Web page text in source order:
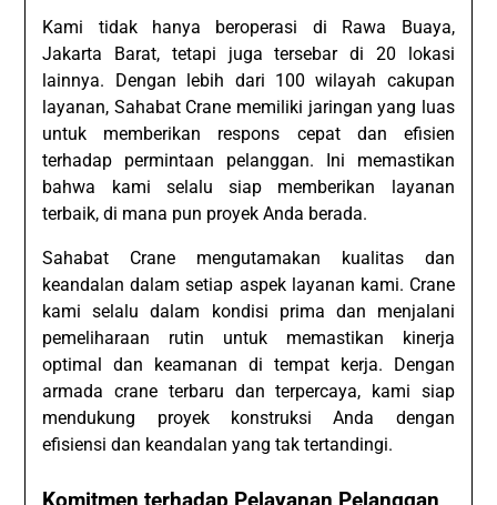
Kami tidak hanya beroperasi di Rawa Buaya,
Jakarta Barat, tetapi juga tersebar di 20 lokasi
lainnya. Dengan lebih dari 100 wilayah cakupan
layanan, Sahabat Crane memiliki jaringan yang luas
untuk memberikan respons cepat dan efisien
terhadap permintaan pelanggan. Ini memastikan
bahwa kami selalu siap memberikan layanan
terbaik, di mana pun proyek Anda berada.
Sahabat Crane mengutamakan kualitas dan
keandalan dalam setiap aspek layanan kami. Crane
kami selalu dalam kondisi prima dan menjalani
pemeliharaan rutin untuk memastikan kinerja
optimal dan keamanan di tempat kerja. Dengan
armada crane terbaru dan terpercaya, kami siap
mendukung proyek konstruksi Anda dengan
efisiensi dan keandalan yang tak tertandingi.